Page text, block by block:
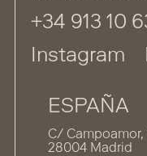
+34 913 10
Instagram
ESPAÑA
C/ Campoamor,
28004 Madrid